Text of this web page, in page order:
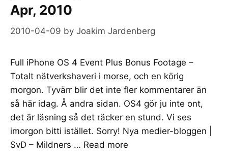
Apr, 2010
2010-04-09 by Joakim Jardenberg
Full iPhone OS 4 Event Plus Bonus Footage –
Totalt nätverkshaveri i morse, och en körig
morgon. Tyvärr blir det inte fler kommentarer än
så här idag. Å andra sidan. OS4 gör ju inte ont,
det är läsning så det räcker en stund. Vi ses
imorgon bitti istället. Sorry! Nya medier-bloggen |
SvD – Mildners … Read more